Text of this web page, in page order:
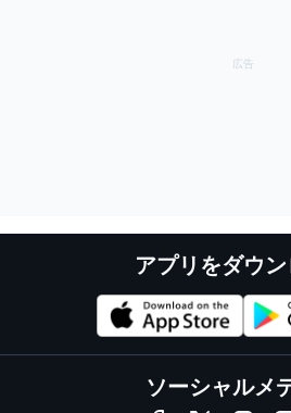
アプリをダウ
ソーシャルメ